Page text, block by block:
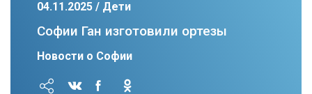
04.11.2025 / Дети
Софии Ган изготовили ортезы
Новости о Софии